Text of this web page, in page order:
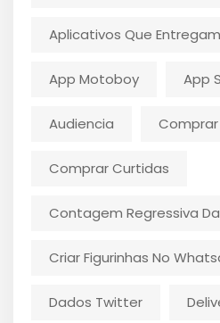
Aplicativos Que
App Motoboy App
Audiencia Comprar
Comprar Curtidas
Contagem Regressiva
Criar Figurinhas No
Dados Twitter